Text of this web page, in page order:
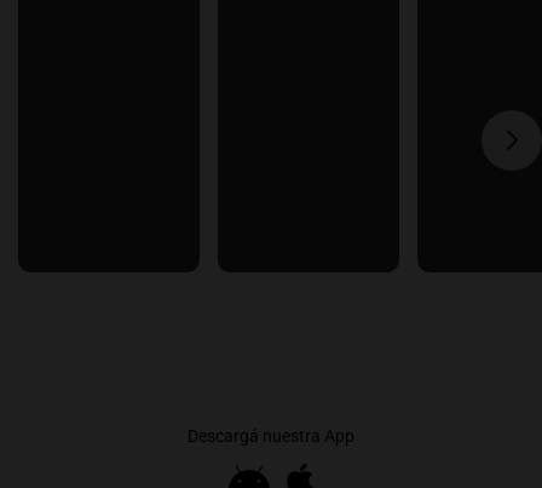
Descargá nuestra App